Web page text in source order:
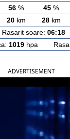
56 % 45 %
20km 28km
soare: 06:18
1019hpa
ADVERTISEMENT